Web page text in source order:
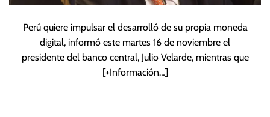
Perú quiere impulsar el desarrolló de su propia moneda
digital, informó este martes 16 de noviembre el
presidente del banco central, Julio Velarde, mientras que
[+Información…]